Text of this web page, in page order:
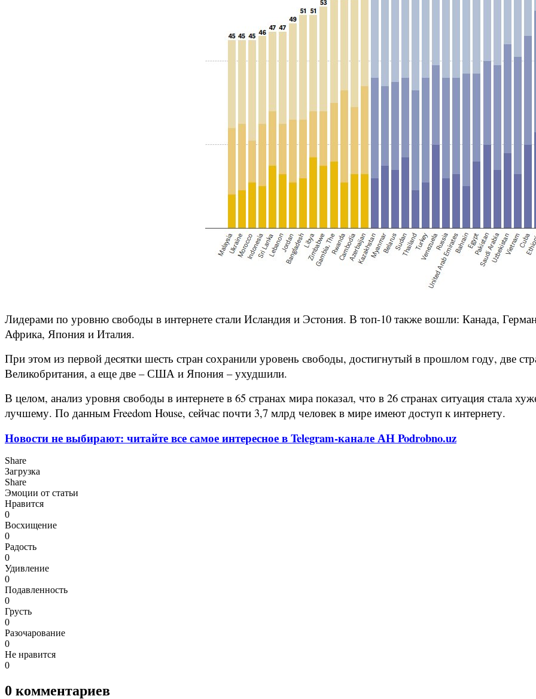
Лидерами по уровню свободы в интернете стали Исландия и Эстония. В топ-10 также вошли: Канада,
Африка, Япония и Италия.
При этом из первой десятки шесть стран сохранили уровень свободы, достигнутый в прошлом году, две
Великобритания, а еще две – США и Япония – ухудшили.
В целом, анализ уровня свободы в интернете в 65 странах мира показал, что в 26 странах ситуация стала
лучшему. По данным Freedom House, сейчас почти 3,7 млрд человек в мире имеют доступ к интернету.
Новости не выбирают: читайте все самое интересное в Telegram-канале АН Podrobno.uz
Share
Загрузка
Share
Эмоции от статьи
Нравится
0
Восхищение
0
Радость
0
Удивление
0
Подавленность
0
Грусть
0
Разочарование
0
Не нравится
0
0 комментариев